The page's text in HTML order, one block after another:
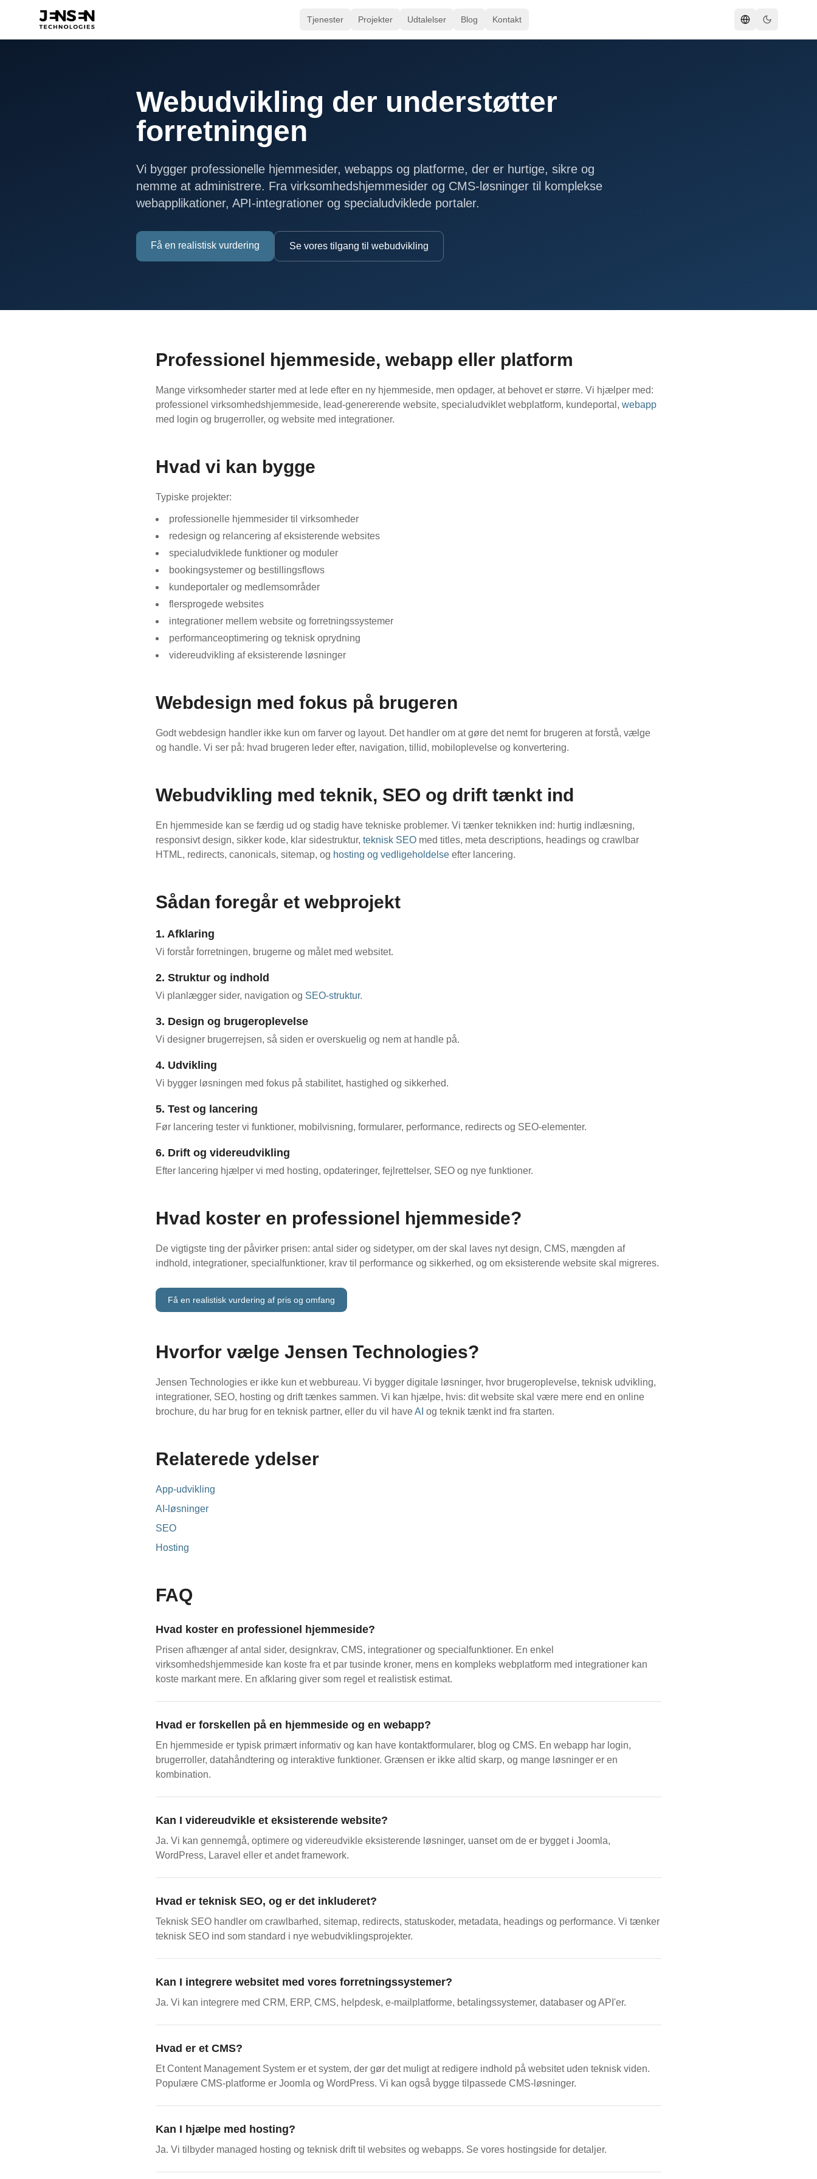
Tjenester Projekter Udtalelser Blog Kontakt
Webudvikling der understøtter
forretningen
Vi bygger professionelle hjemmesider, webapps og platforme, der er hurtige, sikre og
nemme at administrere. Fra virksomhedshjemmesider og CMS-løsninger til komplekse
webapplikationer, API-integrationer og specialudviklede portaler.
Få en realistisk vurdering Se vores tilgang til webudvikling
Professionel hjemmeside, webapp eller platform
Mange virksomheder starter med at lede efter en ny hjemmeside, men opdager, at behovet er større. Vi hjælper med:
professionel virksomhedshjemmeside, lead-genererende website, specialudviklet webplatform, kundeportal, webapp
med login og brugerroller, og website med integrationer.
Hvad vi kan bygge
Typiske projekter:
professionelle hjemmesider til virksomheder
redesign og relancering af eksisterende websites
specialudviklede funktioner og moduler
bookingsystemer og bestillingsflows
kundeportaler og medlemsområder
flersprogede websites
integrationer mellem website og forretningssystemer
performanceoptimering og teknisk oprydning
videreudvikling af eksisterende løsninger
Webdesign med fokus på brugeren
Godt webdesign handler ikke kun om farver og layout. Det handler om at gøre det nemt for brugeren at forstå, vælge
og handle. Vi ser på: hvad brugeren leder efter, navigation, tillid, mobiloplevelse og konvertering.
Webudvikling med teknik, SEO og drift tænkt ind
En hjemmeside kan se færdig ud og stadig have tekniske problemer. Vi tænker teknikken ind: hurtig indlæsning,
responsivt design, sikker kode, klar sidestruktur, teknisk SEO med titles, meta descriptions, headings og crawlbar
HTML, redirects, canonicals, sitemap, og hosting og vedligeholdelse efter lancering.
Sådan foregår et webprojekt
1. Afklaring
Vi forstår forretningen, brugerne og målet med websitet.
2. Struktur og indhold
Vi planlægger sider, navigation og SEO-struktur.
3. Design og brugeroplevelse
Vi designer brugerrejsen, så siden er overskuelig og nem at handle på.
4. Udvikling
Vi bygger løsningen med fokus på stabilitet, hastighed og sikkerhed.
5. Test og lancering
Før lancering tester vi funktioner, mobilvisning, formularer, performance, redirects og SEO-elementer.
6. Drift og videreudvikling
Efter lancering hjælper vi med hosting, opdateringer, fejlrettelser, SEO og nye funktioner.
Hvad koster en professionel hjemmeside?
De vigtigste ting der påvirker prisen: antal sider og sidetyper, om der skal laves nyt design, CMS, mængden af
indhold, integrationer, specialfunktioner, krav til performance og sikkerhed, og om eksisterende website skal migreres.
Få en realistisk vurdering af pris og omfang
Hvorfor vælge Jensen Technologies?
Jensen Technologies er ikke kun et webbureau. Vi bygger digitale løsninger, hvor brugeroplevelse, teknisk udvikling,
integrationer, SEO, hosting og drift tænkes sammen. Vi kan hjælpe, hvis: dit website skal være mere end en online
brochure, du har brug for en teknisk partner, eller du vil haveAI og teknik tænkt ind fra starten.
Relaterede ydelser
App-udvikling
AI-løsninger
SEO
Hosting
FAQ
Hvad koster en professionel hjemmeside?
Prisen afhænger af antal sider, designkrav, CMS, integrationer og specialfunktioner. En enkel
virksomhedshjemmeside kan koste fra et par tusinde kroner, mens en kompleks webplatform med integrationer kan
koste markant mere. En afklaring giver som regel et realistisk estimat.
Hvad er forskellen på en hjemmeside og en webapp?
En hjemmeside er typisk primært informativ og kan have kontaktformularer, blog og CMS. En webapp har login,
brugerroller, datahåndtering og interaktive funktioner. Grænsen er ikke altid skarp, og mange løsninger er en
kombination.
Kan I videreudvikle et eksisterende website?
Ja. Vi kan gennemgå, optimere og videreudvikle eksisterende løsninger, uanset om de er bygget i Joomla,
WordPress, Laravel eller et andet framework.
Hvad er teknisk SEO, og er det inkluderet?
Teknisk SEO handler om crawlbarhed, sitemap, redirects, statuskoder, metadata, headings og performance. Vi tænker
teknisk SEO ind som standard i nye webudviklingsprojekter.
Kan I integrere websitet med vores forretningssystemer?
Ja. Vi kan integrere med CRM, ERP, CMS, helpdesk, e-mailplatforme, betalingssystemer, databaser og API'er.
Hvad er et CMS?
Et Content Management System er et system, der gør det muligt at redigere indhold på websitet uden teknisk viden.
Populære CMS-platforme er Joomla og WordPress. Vi kan også bygge tilpassede CMS-løsninger.
Kan I hjælpe med hosting?
Ja. Vi tilbyder managed hosting og teknisk drift til websites og webapps. Se vores hostingside for detaljer.